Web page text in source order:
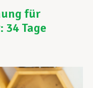
für
34 Tage